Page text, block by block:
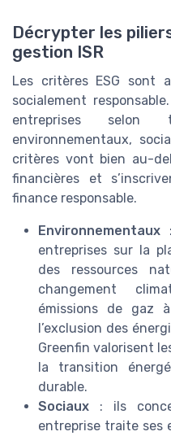
Décrypter les
gestion ISR
Les critères ESG sont
socialement
entreprises
environnementaux,
critères vont bien au-
financières et
finance responsable.
Environnementaux
entreprises sur la
des ressources
changement
émissions de gaz
l’exclusion des
Greenfin valorisent
la transition
durable.
Sociaux : ils
entreprise traite ses